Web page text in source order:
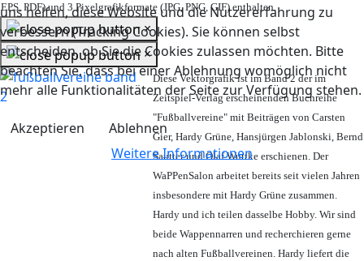
uns helfen, diese Website und die Nutzererfahrung zu
verbessern (Tracking Cookies). Sie können selbst
entscheiden, ob Sie die Cookies zulassen möchten. Bitte
beachten Sie, dass bei einer Ablehnung womöglich nicht
mehr alle Funktionalitäten der Seite zur Verfügung stehen.
Akzeptieren
Ablehnen
Weitere Informationen
EPS, PDF) und 3 Pixelgrafikformate (JPG, PNG, GIF) enthalten.
×
×
Diese Vektorgrafik ist im Band 2 der im
Zeitspiel-Verlag erscheinenden Buchreihe
"Fußballvereine" mit Beiträgen von Carsten
Gier, Hardy Grüne, Hansjürgen Jablonski, Bernd
Sautter und Olaf Wuttke erschienen. Der
WaPPenSalon arbeitet bereits seit vielen Jahren
insbesondere mit Hardy Grüne zusammen.
Hardy und ich teilen dasselbe Hobby. Wir sind
beide Wappennarren und recherchieren gerne
nach alten Fußballvereinen. Hardy liefert die